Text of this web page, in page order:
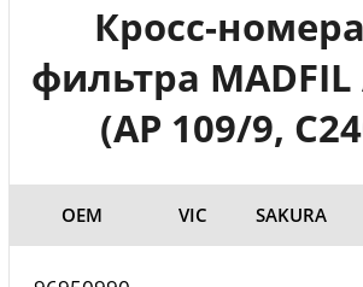
Кросс-
фильтра MADFIL
(AP 109/9,
ОЕМ VIC SAKURA